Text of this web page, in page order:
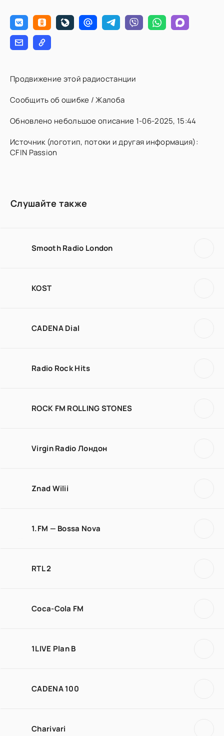
Продвижение этой радиостанции
Сообщить об ошибке / Жалоба
Обновлено небольшое описание 1-06-2025, 15:44
Источник (логотип, потоки и другая информация):
CFIN Passion
Слушайте также
Smooth Radio London
KOST
CADENA Dial
Radio Rock Hits
ROCK FM ROLLING STONES
Virgin Radio Лондон
Znad Wilii
1.FM — Bossa Nova
RTL 2
Coca-Cola FM
1LIVE Plan B
CADENA 100
Charivari